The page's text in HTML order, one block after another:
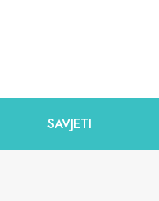
SAVJETI